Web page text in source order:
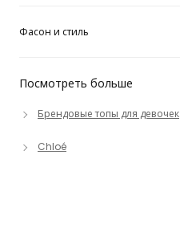
Посмотреть больше
Брендовые топы для девочек
Chloé
Фасон и стиль